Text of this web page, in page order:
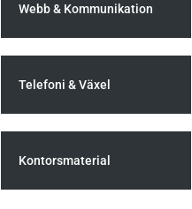
Webb & Kommunikation
Telefoni & Växel
Kontorsmaterial